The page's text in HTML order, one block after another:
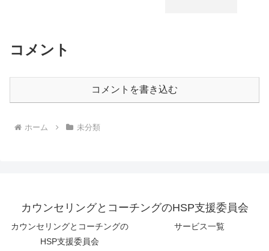
コメント
コメントを書き込む
ホーム 未分類
カウンセリングとコーチングのHSP支援委員会
カウンセリングとコーチングの
HSP支援委員会
サービス一覧